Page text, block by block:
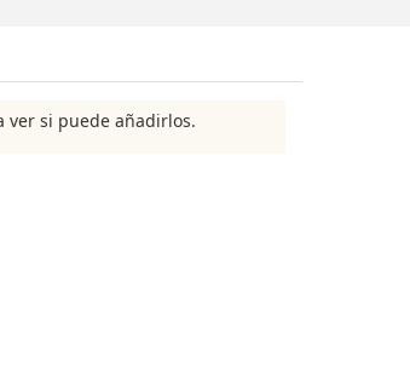
ver si puede añadirlos.